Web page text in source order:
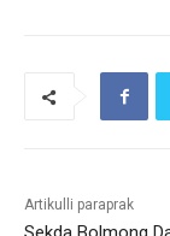
Artikulli paraprak